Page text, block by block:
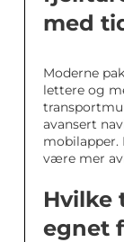
med
Moderne
lettere og
avansert
være mer
Hvilke
egnet